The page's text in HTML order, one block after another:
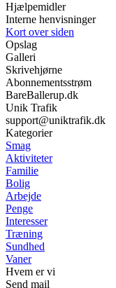
Hjælpemidler
Interne henvisninger
Kort over siden
Opslag
Galleri
Skrivehjørne
Abonnementsstrøm
BareBallerup.dk
Unik Trafik
support@uniktrafik.dk
Kategorier
Smag
Aktiviteter
Familie
Bolig
Arbejde
Penge
Interesser
Træning
Sundhed
Vaner
Hvem er vi
Send mail